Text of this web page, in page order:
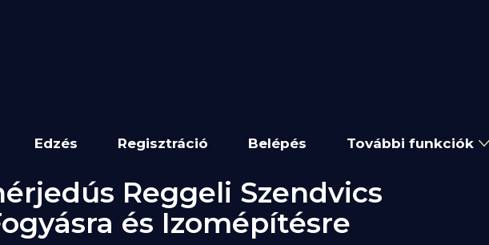
Edzés Regisztráció Belépés További funkciók
Reggeli Szendvics
és Izomépítésre